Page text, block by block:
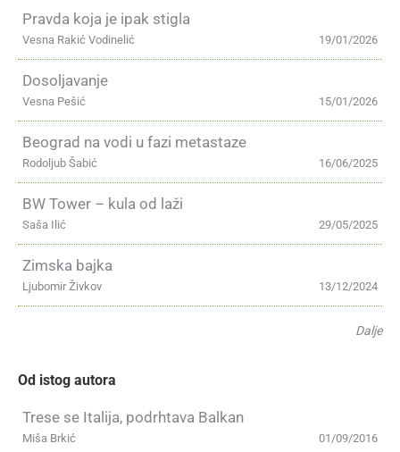
Pravda koja je ipak stigla
19/01/2026
Vesna Rakić Vodinelić
Dosoljavanje
15/01/2026
Vesna Pešić
Beograd na vodi u fazi metastaze
16/06/2025
Rodoljub Šabić
BW Tower – kula od laži
29/05/2025
Saša Ilić
Zimska bajka
13/12/2024
Ljubomir Živkov
Dalje
Od istog autora
Trese se Italija, podrhtava Balkan
01/09/2016
Miša Brkić